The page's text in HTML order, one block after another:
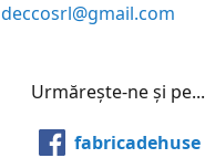
deccosrl@gmail.com
Urmărește-ne și pe...
fabricadehuse